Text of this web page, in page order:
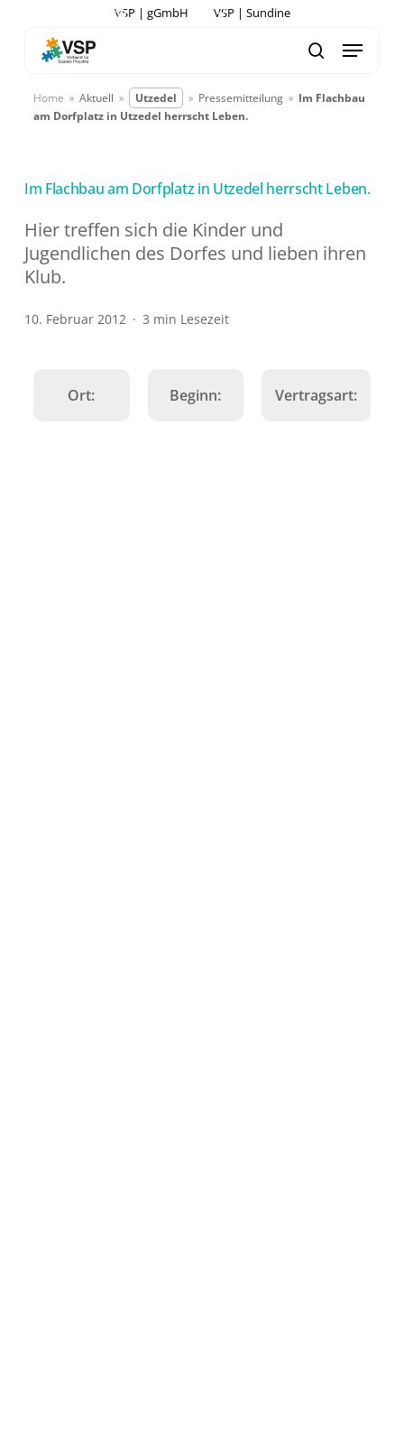
VSP | gGmbH VSP | Sundine
search
Menu
Home » Aktuell » Utzedel » Pressemitteilung » Im Flachbau
am Dorfplatz in Utzedel herrscht Leben.
Im Flachbau am Dorfplatz in Utzedel herrscht Leben.
Hier treffen sich die Kinder und
Jugendlichen des Dorfes und lieben ihren
Klub.
10. Februar 2012 3 min Lesezeit
Ort: Beginn: Vertragsart: